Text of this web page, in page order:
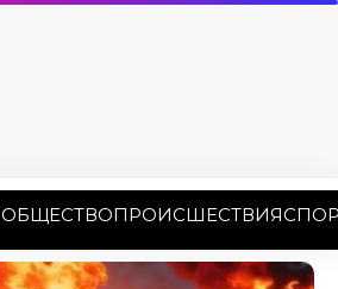
ОБЩЕСТВОПРОИСШЕСТВИЯ